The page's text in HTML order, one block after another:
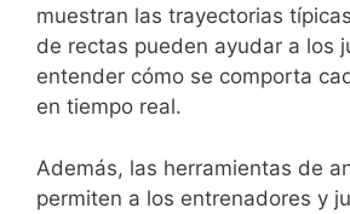
muestran las trayectorias
de rectas pueden ayudar a los
entender cómo se comporta
en tiempo real.
Además, las herramientas de
permiten a los entrenadores y